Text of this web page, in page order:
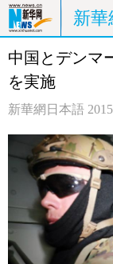
新華
ホームページ
観光
中日対訳
中国とデンマ
を実施
新華網日本語